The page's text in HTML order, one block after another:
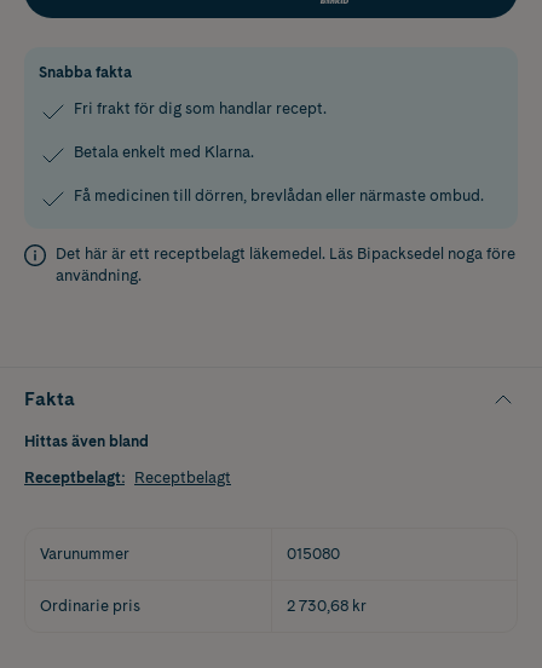
Snabba fakta
Fri frakt för dig som handlar recept.
Betala enkelt med Klarna.
Få medicinen till dörren, brevlådan eller närmaste ombud.
Det här är ett receptbelagt läkemedel. Läs Bipacksedel noga före
användning.
Fakta
Hittas även bland
Receptbelagt: Receptbelagt
Varunummer 015080
Ordinarie pris 2 730,68 kr